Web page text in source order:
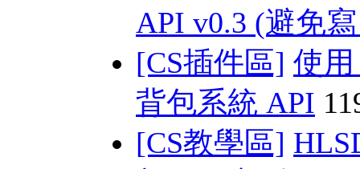
API v0.3 (避免
[CS插件區] 使用
背包系統 API
[CS教學區]